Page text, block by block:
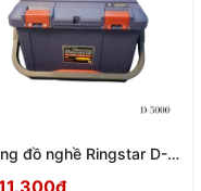
đồ nghề Ringstar D-